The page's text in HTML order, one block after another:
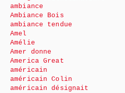
ambiance
Ambiance Bois
ambiance tendue
Amel
Amélie
Amer donne
America Great
américain
américain Colin
américain désignait